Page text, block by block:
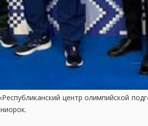
центр олимпийской